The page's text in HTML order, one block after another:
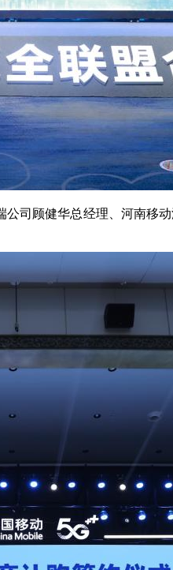
顾健华总经理、河南移